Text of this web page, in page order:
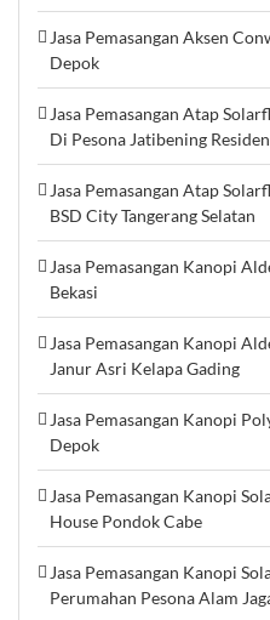
Jasa Pemasangan Aksen
Depok
Jasa Pemasangan Atap
Di Pesona Jatibening
Jasa Pemasangan Atap
BSD City Tangerang Selatan
Jasa Pemasangan Kanopi
Bekasi
Jasa Pemasangan Kanopi
Janur Asri Kelapa Gading
Jasa Pemasangan Kanopi
Depok
Jasa Pemasangan Kanopi
House Pondok Cabe
Jasa Pemasangan Kanopi
Perumahan Pesona Alam